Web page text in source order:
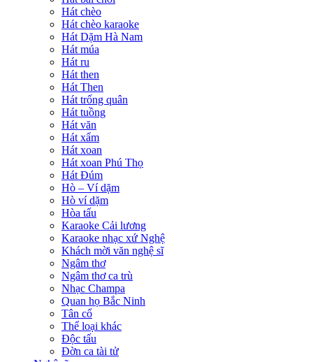
Hát chèo
Hát chèo karaoke
Hát Dặm Hà Nam
Hát múa
Hát ru
Hát then
Hát Then
Hát trống quân
Hát tuồng
Hát văn
Hát xẩm
Hát xoan
Hát xoan Phú Thọ
Hát Đúm
Hò – Ví dặm
Hò ví dặm
Hòa tấu
Karaoke Cải lương
Karaoke nhạc xứ Nghệ
Khách mời văn nghệ sĩ
Ngâm thơ
Ngâm thơ ca trù
Nhạc Champa
Quan họ Bắc Ninh
Tân cổ
Thể loại khác
Độc tấu
Đờn ca tài tử